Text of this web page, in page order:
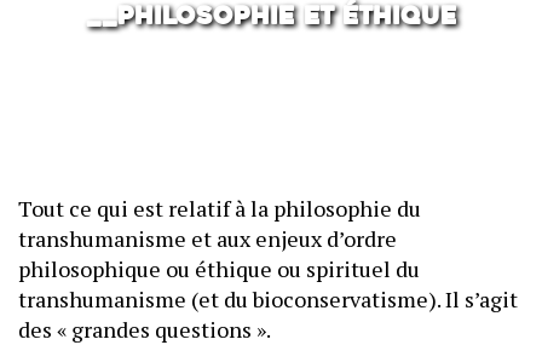
Question sociale
__Philosophie et éthique
Tout ce qui est relatif à la philosophie du
transhumanisme et aux enjeux d’ordre
philosophique ou éthique ou spirituel du
transhumanisme (et du bioconservatisme). Il s’agit
des « grandes questions ».